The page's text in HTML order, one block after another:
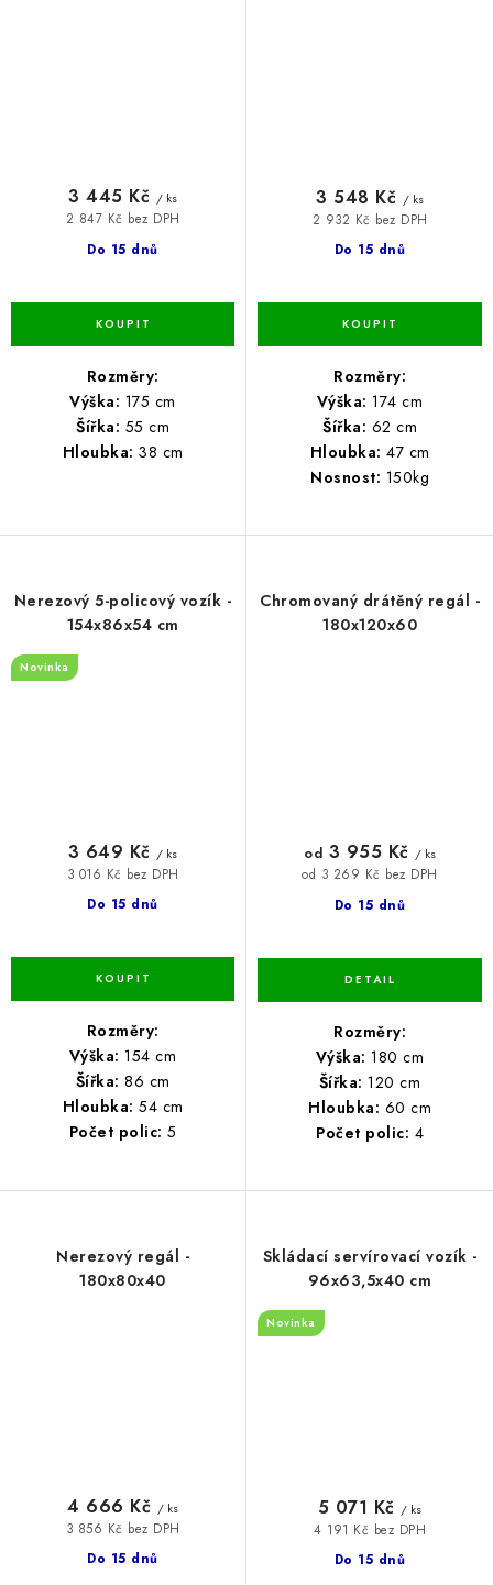
Do 15 dnů
2 847 Kč bez DPH
3 445 Kč / ks
Rozměry:
Výška: 175 cm
Šířka: 55 cm
Hloubka: 38 cm
Do 15 dnů
2 932 Kč bez DPH
3 548 Kč / ks
Rozměry:
Výška: 174 cm
Šířka: 62 cm
Hloubka: 47 cm
Nosnost: 150kg
Nerezový 5-policový vozík -
154x86x54 cm
Novinka
Do 15 dnů
3 016 Kč bez DPH
3 649 Kč / ks
Rozměry:
Výška: 154 cm
Šířka: 86 cm
Hloubka: 54 cm
Počet polic: 5
Chromovaný drátěný regál -
180x120x60
Do 15 dnů
od 3 269 Kč bez DPH
od 3 955 Kč / ks
Rozměry:
Výška: 180 cm
Šířka: 120 cm
Hloubka: 60 cm
Počet polic: 4
Nerezový regál -
180x80x40
Do 15 dnů
3 856 Kč bez DPH
4 666 Kč / ks
Skládací servírovací vozík -
96x63,5x40 cm
Novinka
Do 15 dnů
4 191 Kč bez DPH
5 071 Kč / ks